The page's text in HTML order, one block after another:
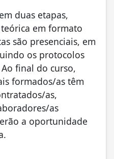
duas etapas,
em formato
são presenciais, em
os protocolos
final do curso,
formados/as têm
as,
as
a oportunidade